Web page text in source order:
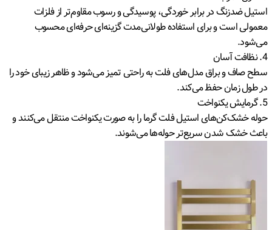
استیل ضدزنگ در برابر خوردگی، پوسیدگی و رسوب مقاوم‌تر از فلزات
معمولی است و برای استفاده طولانی‌مدت گزینه‌ای حرفه‌ای محسوب
می‌شود.
4. نظافت آسان
سطح صاف و براق مدل‌های فلت به راحتی تمیز می‌شود و ظاهر زیبای خود را
در طول زمان حفظ می‌کند.
5. گرمایش یکنواخت
حوله خشک‌کن‌های استیل فلت گرما را به صورت یکنواخت منتقل می‌کنند و
باعث خشک شدن سریع‌تر حوله‌ها می‌شوند.